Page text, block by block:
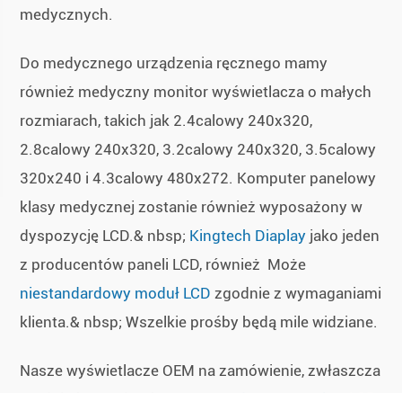
medycznych.
Do medycznego urządzenia ręcznego mamy
również medyczny monitor wyświetlacza o małych
rozmiarach, takich jak 2.4calowy 240x320,
2.8calowy 240x320, 3.2calowy 240x320, 3.5calowy
320x240 i 4.3calowy 480x272. Komputer panelowy
klasy medycznej zostanie również wyposażony w
dyspozycję LCD.& nbsp; Kingtech Diaplay jako jeden
z producentów paneli LCD, również Może
niestandardowy moduł LCDzgodnie z wymaganiami
klienta.& nbsp; Wszelkie prośby będą mile widziane.
Nasze wyświetlacze OEM na zamówienie, zwłaszcza